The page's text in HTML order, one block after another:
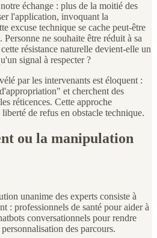
échange : plus de la moitié des
l'application, invoquant la
excuse technique se cache peut-être
ne souhaite être réduit à sa
résistance naturelle devient-elle un
signal à respecter ?
par les intervenants est éloquent :
et cherchent des
réticences. Cette approche
de refus en obstacle technique.
ou la manipulation
unanime des experts consiste à
: professionnels de santé pour aider à
conversationnels pour rendre
des parcours.